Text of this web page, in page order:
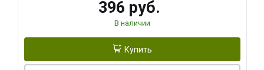
396 руб.
В наличии
Купить